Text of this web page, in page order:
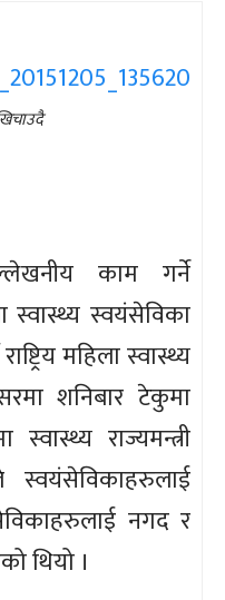
काम गर्ने
स्वयंसेविका
महिला स्वास्थ्य
शनिबार टेकुमा
राज्यमन्त्री
नगद र
थियो ।